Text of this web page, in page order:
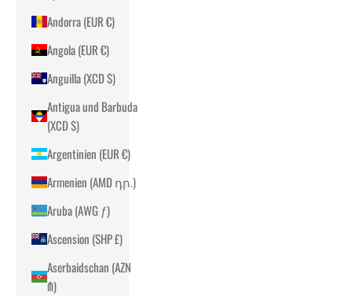
Andorra (EUR €)
Angola (EUR €)
Anguilla (XCD $)
Antigua und Barbuda
(XCD $)
Argentinien (EUR €)
Armenien (AMD դր.)
Aruba (AWG ƒ)
Ascension (SHP £)
Aserbaidschan (AZN
₼)